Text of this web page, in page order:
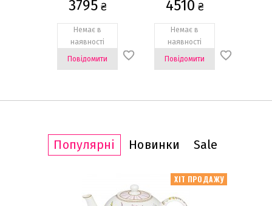
3795₴
Немає в
наявності
Повідомити
4510 ₴
Немає в
наявності
Повідомити
Популярні Новинки Sale
ХІТ ПРОДАЖУ